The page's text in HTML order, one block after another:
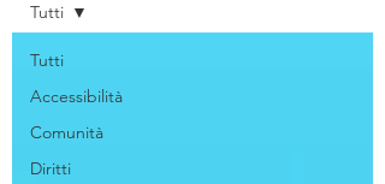
Tutti
Accessibilità
Comunità
Diritti
Tutti